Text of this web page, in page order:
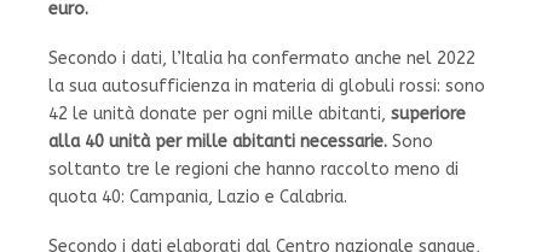
euro.
Secondo i dati, l’Italia ha confermato anche nel 2022
la sua autosufficienza in materia di globuli rossi: sono
42 le unità donate per ogni mille abitanti, superiore
alla 40 unità per mille abitanti necessarie. Sono
soltanto tre le regioni che hanno raccolto meno di
quota 40: Campania, Lazio e Calabria.
Secondo i dati elaborati dal Centro nazionale sangue,